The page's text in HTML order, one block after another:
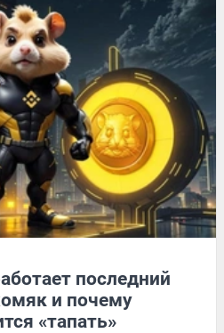
последний
и почему
«тапать»